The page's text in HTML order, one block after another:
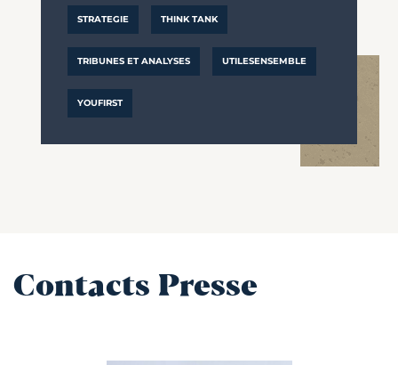
STRATEGIE THINK TANK
TRIBUNES ET ANALYSES UTILESENSEMBLE
YOUFIRST
Contacts Presse